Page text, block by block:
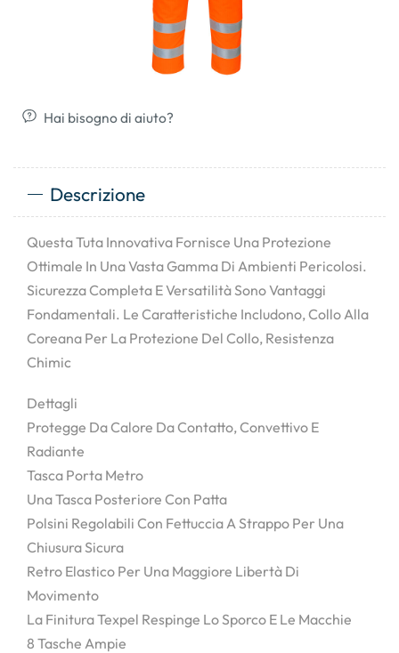
Hai bisogno di aiuto?
Descrizione
Questa Tuta Innovativa Fornisce Una Protezione
Ottimale In Una Vasta Gamma Di Ambienti Pericolosi.
Sicurezza Completa E Versatilità Sono Vantaggi
Fondamentali. Le Caratteristiche Includono, Collo Alla
Coreana Per La Protezione Del Collo, Resistenza
Chimic
Dettagli
Protegge Da Calore Da Contatto, Convettivo E
Radiante
Tasca Porta Metro
Una Tasca Posteriore Con Patta
Polsini Regolabili Con Fettuccia A Strappo Per Una
Chiusura Sicura
Retro Elastico Per Una Maggiore Libertà Di
Movimento
La Finitura Texpel Respinge Lo Sporco E Le Macchie
8 Tasche Ampie